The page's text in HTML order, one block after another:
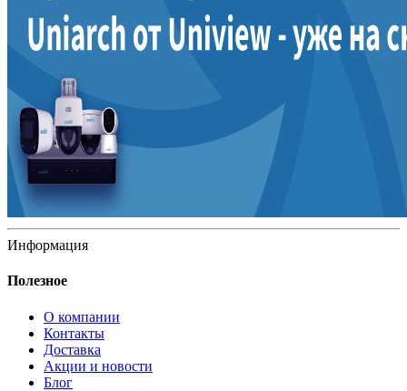
Информация
Полезное
О компании
Контакты
Доставка
Акции и новости
Блог